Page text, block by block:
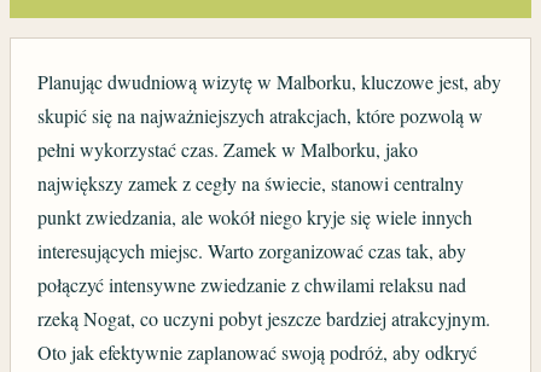
Planując dwudniową wizytę w Malborku, kluczowe jest, aby
skupić się na najważniejszych atrakcjach, które pozwolą w
pełni wykorzystać czas. Zamek w Malborku, jako
największy zamek z cegły na świecie, stanowi centralny
punkt zwiedzania, ale wokół niego kryje się wiele innych
interesujących miejsc. Warto zorganizować czas tak, aby
połączyć intensywne zwiedzanie z chwilami relaksu nad
rzeką Nogat, co uczyni pobyt jeszcze bardziej atrakcyjnym.
Oto jak efektywnie zaplanować swoją podróż, aby odkryć